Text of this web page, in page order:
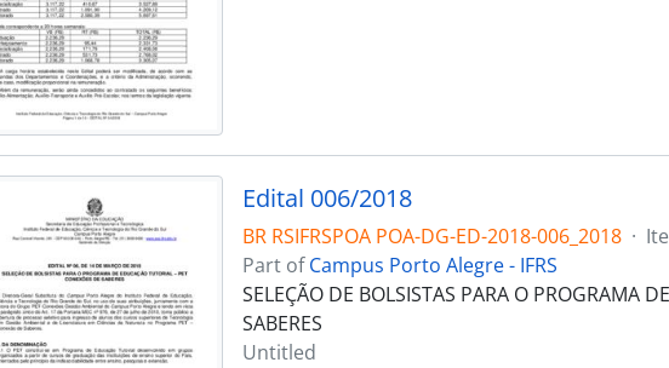
Edital 006/2018
BR RSIFRSPOA POA-DG-ED-2018-006_2018 ·
Part ofCampus Porto Alegre - IFRS
SELEÇÃO DE BOLSISTAS PARA O PROGRAMA
SABERES
Untitled